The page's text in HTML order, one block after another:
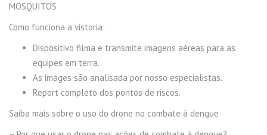
MOSQUITOS
Como funciona a vistoria:
Dispositivo filma e transmite imagens aéreas para as
equipes em terra.
As images são analisada por nosso especialistas.
Report completo dos pontos de riscos.
Saiba mais sobre o uso do drone no combate à dengue